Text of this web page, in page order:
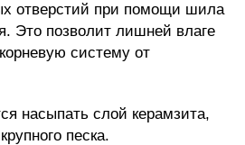
отверстий при помощи шила
Это позволит лишней влаге
систему от
насыпать слой керамзита,
песка.